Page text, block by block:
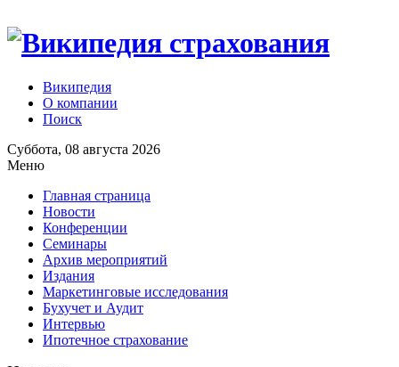
Википедия
О компании
Поиск
Суббота, 08 августа 2026
Меню
Главная страница
Новости
Конференции
Семинары
Архив мероприятий
Издания
Маркетинговые исследования
Бухучет и Аудит
Интервью
Ипотечное страхование